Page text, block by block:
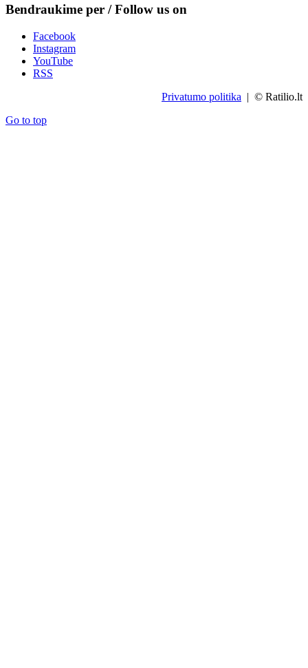
Bendraukime per / Follow us on
Facebook
Instagram
YouTube
RSS
Privatumo politika | © Ratilio.lt
Go to top